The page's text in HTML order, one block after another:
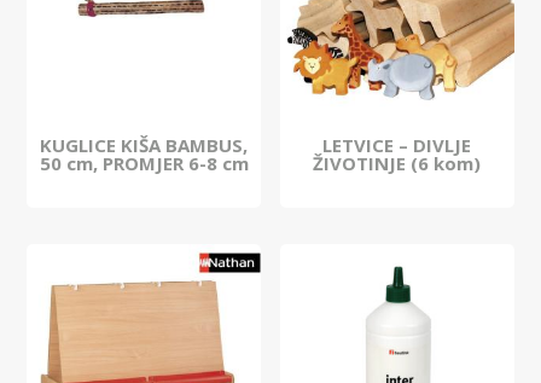
KUGLICE KIŠA BAMBUS,
50 cm, PROMJER 6-8 cm
LETVICE – DIVLJE
ŽIVOTINJE (6 kom)